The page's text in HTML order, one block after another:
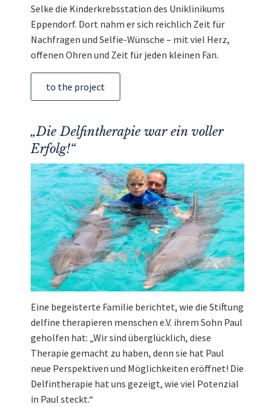
Selke die Kinderkrebsstation des Uniklinikums
Eppendorf. Dort nahm er sich reichlich Zeit für
Nachfragen und Selfie-Wünsche – mit viel Herz,
offenen Ohren und Zeit für jeden kleinen Fan.
to the project
„Die Delfintherapie war ein voller
Erfolg!“
Eine begeisterte Familie berichtet, wie die Stiftung
delfine therapieren menschen e.V. ihrem Sohn Paul
geholfen hat: „Wir sind überglücklich, diese
Therapie gemacht zu haben, denn sie hat Paul
neue Perspektiven und Möglichkeiten eröffnet! Die
Delfintherapie hat uns gezeigt, wie viel Potenzial
in Paul steckt.“